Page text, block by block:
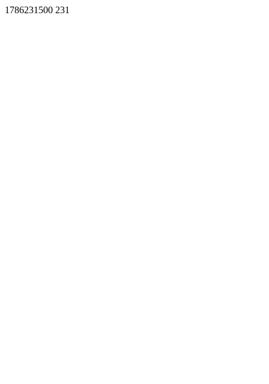
1786231500 231